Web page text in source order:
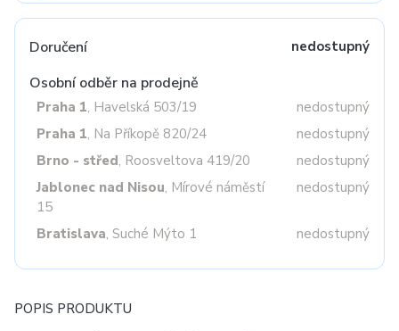
Doručení nedostupný
Osobní odběr na prodejně
Praha 1, Havelská 503/19
nedostupný
Praha 1, Na Příkopě 820/24
nedostupný
Brno - střed, Roosveltova 419/20
nedostupný
Jablonec nad Nisou, Mírové náměstí
15
nedostupný
Bratislava, Suché Mýto 1 nedostupný
POPIS PRODUKTU